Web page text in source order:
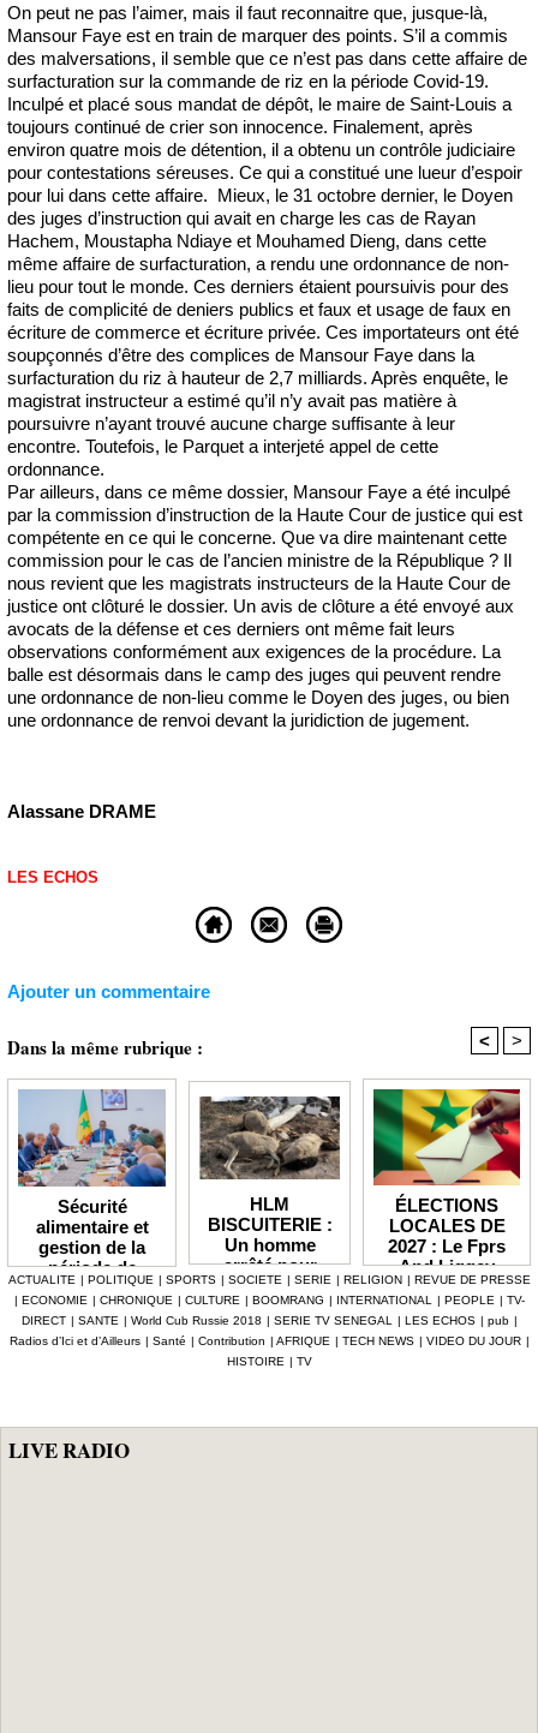
On peut ne pas l’aimer, mais il faut reconnaitre que, jusque-là,
Mansour Faye est en train de marquer des points. S’il a commis
des malversations, il semble que ce n’est pas dans cette affaire de
surfacturation sur la commande de riz en la période Covid-19.
Inculpé et placé sous mandat de dépôt, le maire de Saint-Louis a
toujours continué de crier son innocence. Finalement, après
environ quatre mois de détention, il a obtenu un contrôle judiciaire
pour contestations séreuses. Ce qui a constitué une lueur d’espoir
pour lui dans cette affaire. Mieux, le 31 octobre dernier, le Doyen
des juges d’instruction qui avait en charge les cas de Rayan
Hachem, Moustapha Ndiaye et Mouhamed Dieng, dans cette
même affaire de surfacturation, a rendu une ordonnance de non-
lieu pour tout le monde. Ces derniers étaient poursuivis pour des
faits de complicité de deniers publics et faux et usage de faux en
écriture de commerce et écriture privée. Ces importateurs ont été
soupçonnés d’être des complices de Mansour Faye dans la
surfacturation du riz à hauteur de 2,7 milliards. Après enquête, le
magistrat instructeur a estimé qu’il n’y avait pas matière à
poursuivre n’ayant trouvé aucune charge suffisante à leur
encontre. Toutefois, le Parquet a interjeté appel de cette
ordonnance.
Par ailleurs, dans ce même dossier, Mansour Faye a été inculpé
par la commission d’instruction de la Haute Cour de justice qui est
compétente en ce qui le concerne. Que va dire maintenant cette
commission pour le cas de l’ancien ministre de la République ? Il
nous revient que les magistrats instructeurs de la Haute Cour de
justice ont clôturé le dossier. Un avis de clôture a été envoyé aux
avocats de la défense et ces derniers ont même fait leurs
observations conformément aux exigences de la procédure. La
balle est désormais dans le camp des juges qui peuvent rendre
une ordonnance de non-lieu comme le Doyen des juges, ou bien
une ordonnance de renvoi devant la juridiction de jugement.
Alassane DRAME
LES ECHOS
Ajouter un commentaire
Dans la même rubrique : < >
Sécurité
alimentaire et
gestion de la
période de
soudure Le
gouvernement
débloque plus de
7,2 milliards F
HLM
BISCUITERIE :
Un homme
arrêté pour
abattage
clandestin d’un
mouton et
tentative de
vente de viande
ÉLECTIONS
LOCALES DE
2027 : Le Fprs
And Liggey
plaide pour un
report du scrutin
prévu en janvier
prochain
ACTUALITE | POLITIQUE | SPORTS | SOCIETE | SERIE | RELIGION | REVUE DE PRESSE
| ECONOMIE | CHRONIQUE | CULTURE | BOOMRANG | INTERNATIONAL | PEOPLE | TV-
DIRECT | SANTE | World Cub Russie 2018 | SERIE TV SENEGAL | LES ECHOS | pub |
Radios d’Ici et d’Ailleurs | Santé | Contribution | AFRIQUE | TECH NEWS | VIDEO DU JOUR |
HISTOIRE | TV
LIVE RADIO